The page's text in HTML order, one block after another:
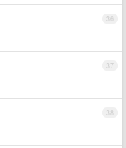
36
37
38